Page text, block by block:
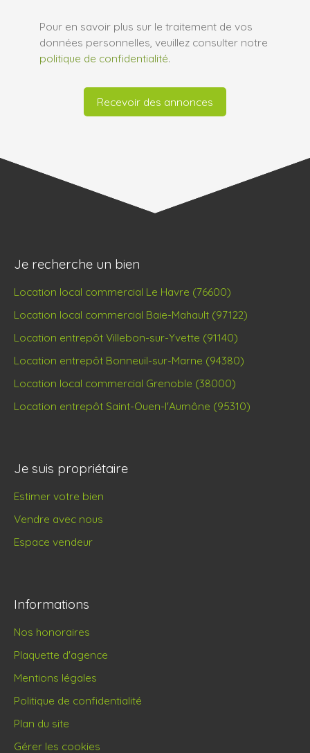
Pour en savoir plus sur le traitement de vos
données personnelles, veuillez consulter notre
politique de confidentialité.
Recevoir des annonces
Je recherche un bien
Location local commercial Le Havre (76600)
Location local commercial Baie-Mahault (97122)
Location entrepôt Villebon-sur-Yvette (91140)
Location entrepôt Bonneuil-sur-Marne (94380)
Location local commercial Grenoble (38000)
Location entrepôt Saint-Ouen-l'Aumône (95310)
Je suis propriétaire
Estimer votre bien
Vendre avec nous
Espace vendeur
Informations
Nos honoraires
Plaquette d'agence
Mentions légales
Politique de confidentialité
Plan du site
Gérer les cookies